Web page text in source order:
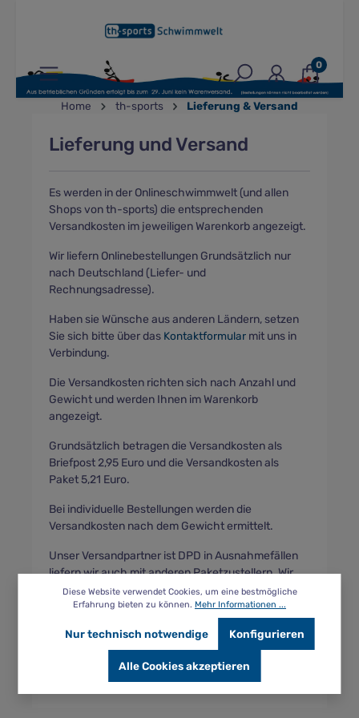
0
Home th-sports Lieferung & Versand
Lieferung und Versand
Es werden in der Onlineschwimmwelt (und allen
Shops von th-sports) die entsprechenden
Versandkosten im jeweiligen Warenkorb angezeigt.
Wir liefern Onlinebestellungen Grundsätzlich nur
nach Deutschland (Liefer- und
Rechnungsadresse).
Haben sie Wünsche aus anderen Ländern, setzen
Sie sich bitte über das Kontaktformular mit uns in
Verbindung.
Die Versandkosten richten sich nach Anzahl und
Gewicht und werden Ihnen im Warenkorb
angezeigt.
Grundsätzlich betragen die Versandkosten als
Briefpost 2,95 Euro und die Versandkosten als
Paket 5,21 Euro.
Bei individuelle Bestellungen werden die
Versandkosten nach dem Gewicht ermittelt.
Unser Versandpartner ist DPD in Ausnahmefällen
liefern wir auch mit anderen Paketzustellern. Wir
behalten uns die Auswahl des Dienstleisters um für
sie die bestmöglichste Lieferoption zu erhalten,
Andere Absprachen sind vorher zu treffen und
werden kostenpflichtig umgesetzt.
Diese Website verwendet Cookies, um eine bestmögliche
Erfahrung bieten zu können. Mehr Informationen ...
Nur technisch notwendige Konfigurieren
Alle Cookies akzeptieren